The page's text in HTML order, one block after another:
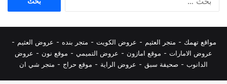
مواقع تهمك - متجر العثيم - عروض الكويت - متجر بنده - عروض العثيم -
عروض الامارات - موقع امازون - عروض التميمي - موقع نون - عروض
الدانوب - صحيفة سبق - عروض الراية - موقع حراج - متجر شي ان